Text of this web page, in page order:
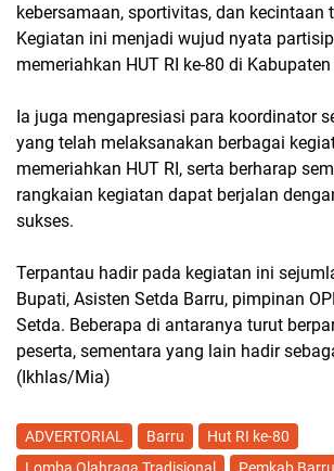
kebersamaan, sportivitas, dan kecintaan
Kegiatan ini menjadi wujud nyata
memeriahkan HUT RI ke-80 di Kabupaten
Ia juga mengapresiasi para koordinator
yang telah melaksanakan berbagai
memeriahkan HUT RI, serta berharap
rangkaian kegiatan dapat berjalan
sukses.
Terpantau hadir pada kegiatan ini
Bupati, Asisten Setda Barru, pimpinan
Setda. Beberapa di antaranya turut
peserta, sementara yang lain hadir
(Ikhlas/Mia)
ADVERTORIAL Barru
Hut RI ke-80
Lomba Olahraga Tradisional
Pemkab Barru